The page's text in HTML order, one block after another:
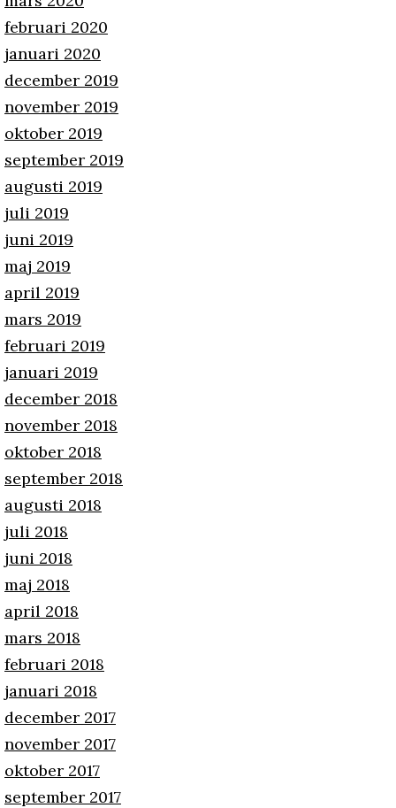
februari 2020
januari 2020
december 2019
november 2019
oktober 2019
september 2019
augusti 2019
juli 2019
juni 2019
maj 2019
april 2019
mars 2019
februari 2019
januari 2019
december 2018
november 2018
oktober 2018
september 2018
augusti 2018
juli 2018
juni 2018
maj 2018
april 2018
mars 2018
februari 2018
januari 2018
december 2017
november 2017
oktober 2017
september 2017